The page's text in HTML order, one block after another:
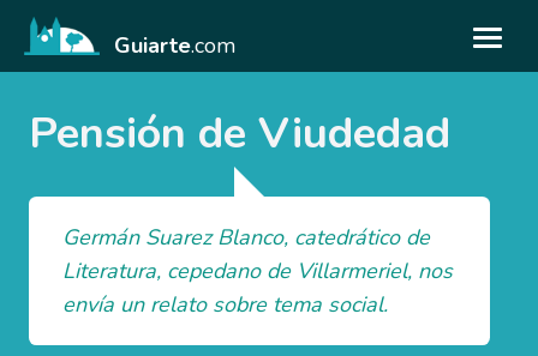
Guiarte.com
Pensión de Viudedad
Germán Suarez Blanco, catedrático de
Literatura, cepedano de Villarmeriel, nos
envía un relato sobre tema social.